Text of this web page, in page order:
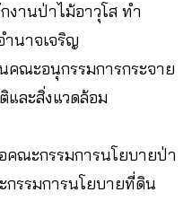
านป่าไม้อาวุโส ทำ
นาจเจริญ
คณะอนุกรรมการกระจาย
ละสิ่งแวดล้อม
คณะกรรมการนโยบายป่า
รรมการนโยบายที่ดิน